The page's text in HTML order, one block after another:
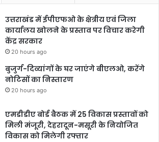
उत्तराखंड में ईपीएफओ के क्षेत्रीय एवं जिला
कार्यालय खोलने के प्रस्ताव पर विचार करेगी
केंद्र सरकार
20 hours ago
बुजुर्ग-दिव्यांगों के घर जाएंगे बीएलओ, करेंगे
नोटिसों का निस्तारण
20 hours ago
एमडीडीए बोर्ड बैठक में 25 विकास प्रस्तावों को
मिली मंजूरी, देहरादून-मसूरी के नियोजित
विकास को मिलेगी रफ्तार